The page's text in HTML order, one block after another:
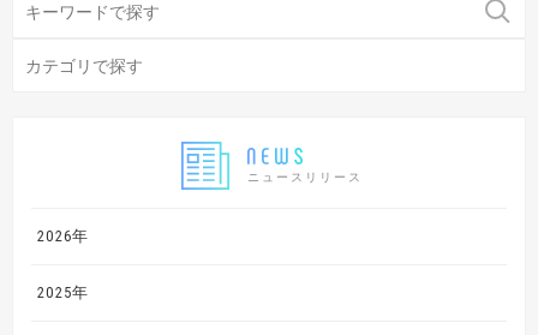
ニュースリリース
2026年
2025年